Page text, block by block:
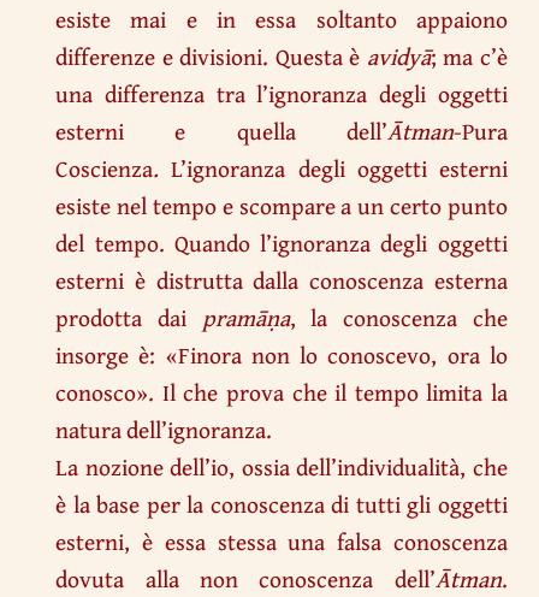
esiste mai e in essa soltanto appaiono
differenze e divisioni. Questa è avidyā; ma c’è
una differenza tra l’ignoranza degli oggetti
esterni e quella dell’Ātman-Pura
Coscienza.L’ignoranza degli oggetti esterni
esiste nel tempo e scompare a un certo punto
del tempo. Quando l’ignoranza degli oggetti
esterni è distrutta dalla conoscenza esterna
prodotta dai pramāṇa, la conoscenza che
insorge è: «Finora non lo conoscevo, ora lo
conosco». Il che prova che il tempo limita la
natura dell’ignoranza.
La nozione dell’io, ossia dell’individualità, che
è la base per la conoscenza di tutti gli oggetti
esterni, è essa stessa una falsa conoscenza
dovuta alla non conoscenza dell’Ātman.